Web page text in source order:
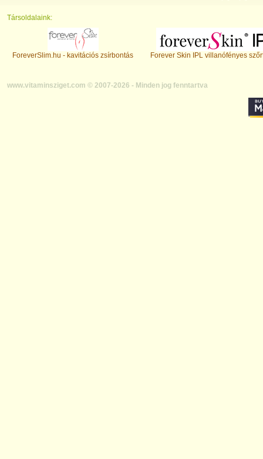
Társoldalaink:
ForeverSlim.hu - kavitációs zsírbontás Forever Skin IPL villanófényes
www.vitaminsziget.com © 2007-2026 - Minden jog fenntartva